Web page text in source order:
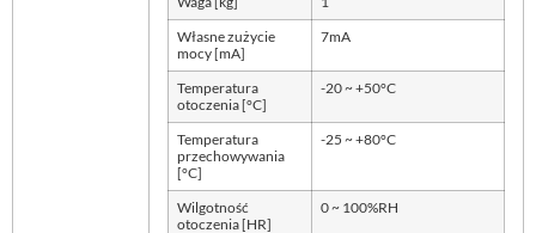
Własne zużycie
mocy [mA]
7mA
Temperatura
otoczenia [°C]
-20 ~ +50°C
Temperatura
przechowywania
[°C]
-25 ~ +80°C
Wilgotność
otoczenia [HR]
0 ~ 100%RH